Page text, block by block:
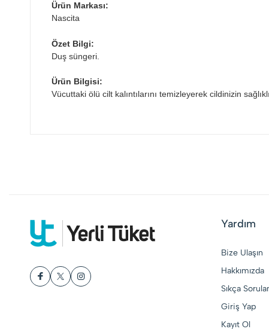
Ürün Markası:
Nascita
Özet Bilgi:
Duş süngeri.
Ürün Bilgisi:
Vücuttaki ölü cilt kalıntılarını temizleyerek cildinizin
Yardım
Bize Ulaşın
Hakkımızda
Sıkça
Giriş Yap
Kayıt Ol